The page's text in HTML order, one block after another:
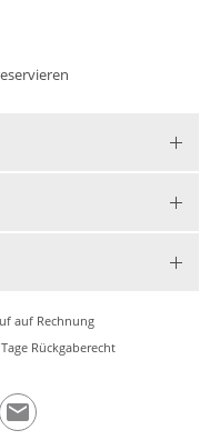
auf Rechnung
Rückgaberecht